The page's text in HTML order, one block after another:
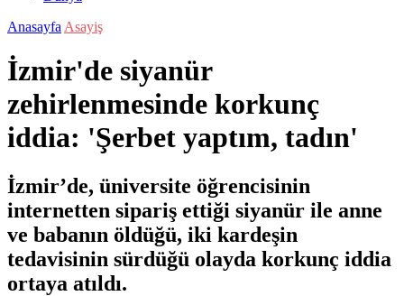
Anasayfa Asayiş
İzmir'de siyanür
zehirlenmesinde korkunç
iddia: 'Şerbet yaptım, tadın'
İzmir’de, üniversite öğrencisinin
internetten sipariş ettiği siyanür ile anne
ve babanın öldüğü, iki kardeşin
tedavisinin sürdüğü olayda korkunç iddia
ortaya atıldı.